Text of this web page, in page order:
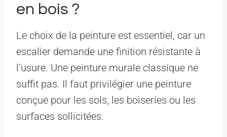
en bois ?
Le choix de la peinture est essentiel, car un
escalier demande une finition résistante à
l’usure. Une peinture murale classique ne
suffit pas. Il faut privilégier une peinture
conçue pour les sols, les boiseries ou les
surfaces sollicitées.